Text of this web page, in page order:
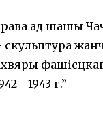
ад шашы
- 1943 г.”